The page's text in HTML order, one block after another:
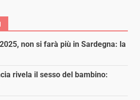
non si farà più in Sardegna: la
rivela il sesso del bambino: